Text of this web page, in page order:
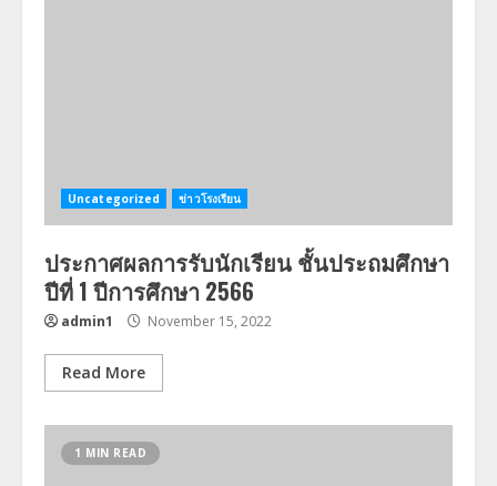
Uncategorized ข่าวโรงเรียน
ประกาศผลการรับนักเรียน ชั้นประถมศึกษา
ปีที่ 1 ปีการศึกษา 2566
admin1 November 15, 2022
Read More
1 MIN READ